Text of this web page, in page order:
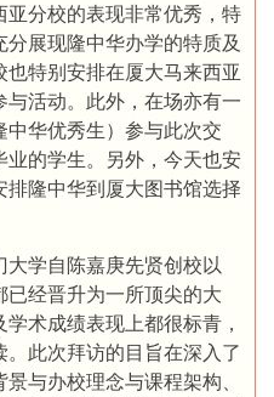
分校的表现非常优秀，特
展现隆中华办学的特质及
特别安排在厦大马来西亚
活动。此外，在场亦有一
华优秀生）参与此次交
的学生。另外，今天也安
隆中华到厦大图书馆选择
学自陈嘉庚先贤创校以
经晋升为一所顶尖的大
术成绩表现上都很标青，
此次拜访的目旨在深入了
与办校理念与课程架构、